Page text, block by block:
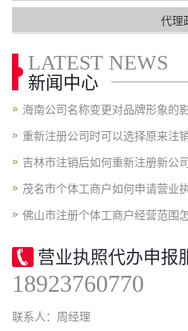
代理
LATEST NEWS
新闻中心
海南公司名称变更对品牌形象的
重新注册公司时可以选择原来注
吉林市注销后如何重新注册新公司
茂名市个体工商户如何申请营业
佛山市注册个体工商户经营范围
营业执照代办申报
18923760770
联系人：周经理